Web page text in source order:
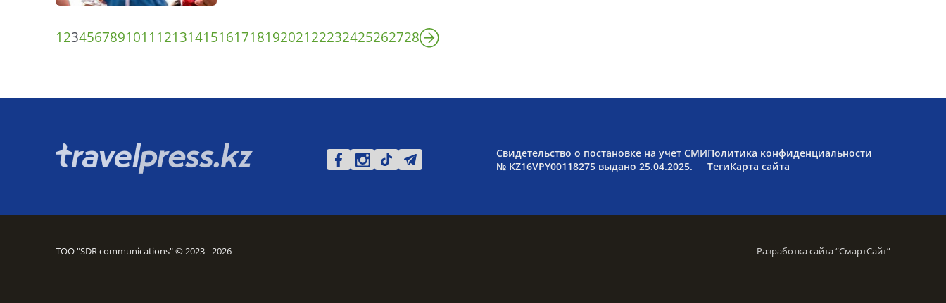
1234567891011 1213141516171819202122232425262728
Свидетельство о постановке на учет СМИ
№ KZ16VPY00118275 выдано 25.04.2025.
Политика конфиденциальности
ТегиКарта сайта
ТОО "SDR communications" © 2023 - 2026 Разработка сайта “СмартСайт”